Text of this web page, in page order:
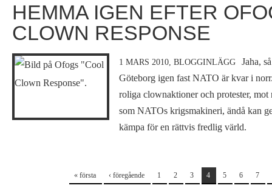
HEMMA IGEN EFTER
CLOWN RESPONSE
1 MARS 2010, BLOGGINLÄGG
Jaha,
Göteborg igen fast NATO är kvar i
roliga clownaktioner och protester, mot
som NATOs krigsmakineri, ändå kan
kämpa för en rättvis fredlig värld.
« första ‹ föregående 1 2 3 4 5 6 7